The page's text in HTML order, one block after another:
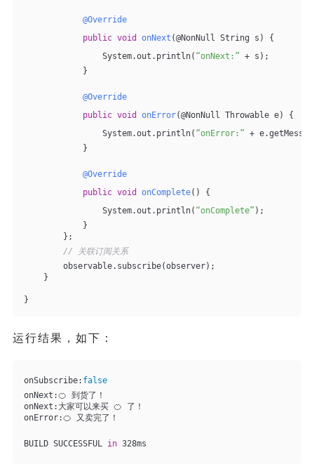
@Override
public void onNext (@NonNull String s)
{
System.out.println( “onNext:” + s);
}
@Override
public void onError(@NonNull Throwable e)
{
System.out.println( “onError:” +
}
@Override
public void onComplete()
{
System.out.println( “onComplete” );
}
};
// 关联订阅关系
observable.subscribe(observer);
}
}
运行结果，如下：
onSubscribe: false
onNext:🍊 到货了！
onNext:大家可以来买 🍊 了！
onError:🍊 又卖完了！
BUILD SUCCESSFUL in 328ms